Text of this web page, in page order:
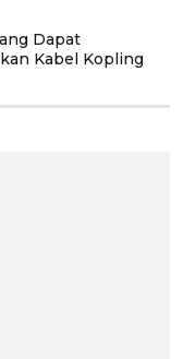
Dapat
Kabel Kopling